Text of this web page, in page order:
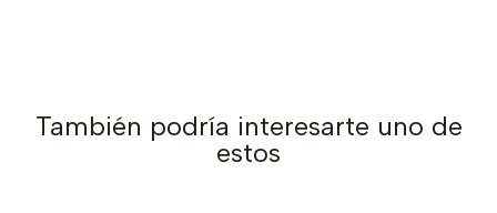
También podría interesarte uno de
estos